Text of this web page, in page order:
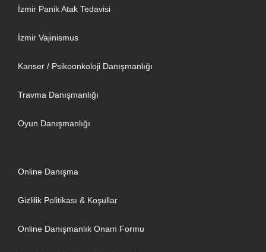
İzmir Panik Atak Tedavisi
İzmir Vajinismus
Kanser / Psikoonkoloji Danışmanlığı
Travma Danışmanlığı
Oyun Danışmanlığı
Online Danışma
Gizlilik Politikası & Koşullar
Online Danışmanlık Onam Formu